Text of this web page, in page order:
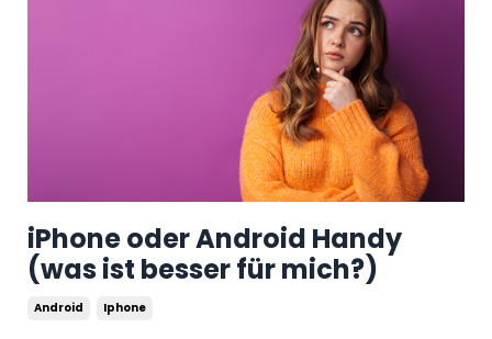
iPhone oder Android Handy
(was ist besser für mich?)
Android Iphone